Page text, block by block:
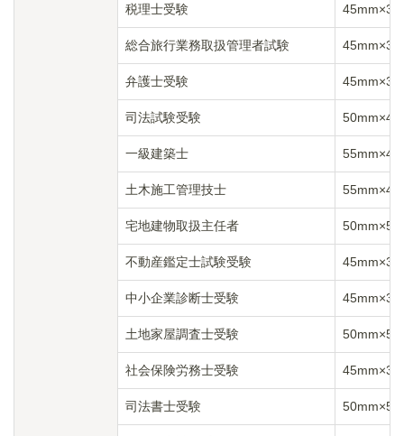
税理士受験
総合旅行業務取扱管理者試験
弁護士受験
司法試験受験
一級建築士
土木施工管理技士
宅地建物取扱主任者
不動産鑑定士試験受験
中小企業診断士受験
土地家屋調査士受験
社会保険労務士受験
司法書士受験